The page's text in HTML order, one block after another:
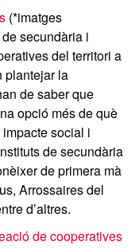
(*imatges
secundària i
del territori a
plantejar la
de saber que
opció més de què
social i
de secundària
de primera mà
Arrossaires del
d’altres.
de cooperatives